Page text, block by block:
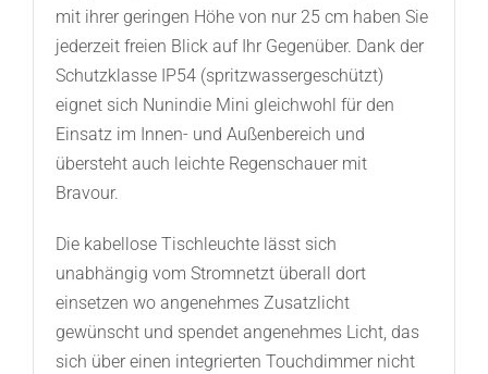
mit ihrer geringen Höhe von nur 25 cm haben Sie
jederzeit freien Blick auf Ihr Gegenüber. Dank der
Schutzklasse IP54 (spritzwassergeschützt)
eignet sich Nunindie Mini gleichwohl für den
Einsatz im Innen- und Außenbereich und
übersteht auch leichte Regenschauer mit
Bravour.
Die kabellose Tischleuchte lässt sich
unabhängig vom Stromnetzt überall dort
einsetzen wo angenehmes Zusatzlicht
gewünscht und spendet angenehmes Licht, das
sich über einen integrierten Touchdimmer nicht